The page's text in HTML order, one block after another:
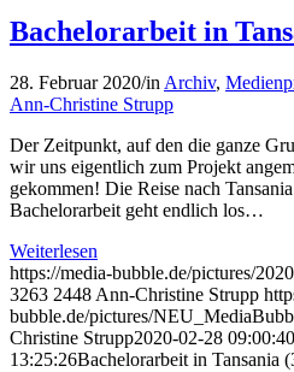
Bachelorarbeit in
28. Februar 2020/in Archiv,
Ann-Christine Strupp
Der Zeitpunkt, auf den die ganze
wir uns eigentlich zum Projekt
gekommen! Die Reise nach
Bachelorarbeit geht endlich los…
Weiterlesen
https://media-bubble.de/pictures/
3263 2448 Ann-Christine Strupp
bubble.de/pictures/
Christine Strupp2020-02-28 09:00:40
13:25:26Bachelorarbeit in Tansania